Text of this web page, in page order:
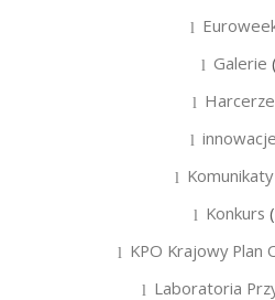
Galerie
Harcerze
innowacje
Komunikaty
Konkurs
KPO Krajowy Plan
Laboratoria